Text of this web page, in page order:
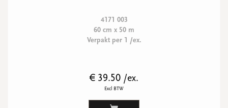
4171 003
60 cm x 50 m
Verpakt per 1 /ex.
€ 39.50 /ex.
Excl BTW